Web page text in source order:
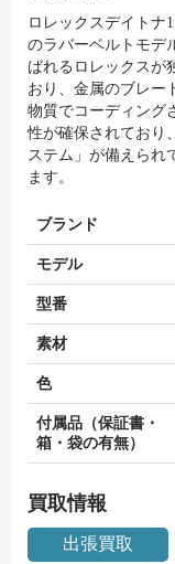
ロレックスデイトナ
のラバーベルトモデ
ばれるロレックスが
おり、金属のブレー
物質でコーディング
性が確保されており
ステム」が備えられ
ます。
ブランド
モデル
型番
素材
色
付属品（保証書・
箱・袋の有無）
買取情報
出張買取